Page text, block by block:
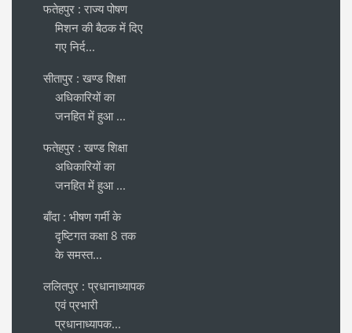
फतेहपुर : राज्य पोषण
मिशन की बैठक में दिए
गए निर्द...
सीतापुर : खण्ड शिक्षा
अधिकारियों का
जनहित में हुआ ...
फतेहपुर : खण्ड शिक्षा
अधिकारियों का
जनहित में हुआ ...
बाँदा : भीषण गर्मी के
दृष्टिगत कक्षा 8 तक
के समस्त...
ललितपुर : प्रधानाध्यापक
एवं प्रभारी
प्रधानाध्यापक...